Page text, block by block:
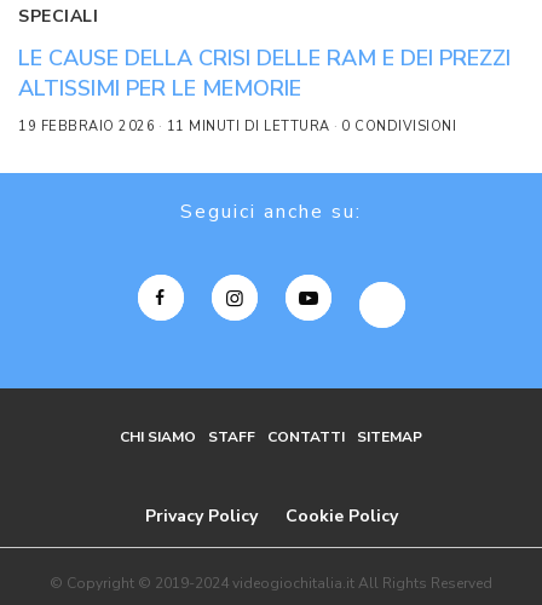
SPECIALI
LE CAUSE DELLA CRISI DELLE RAM E DEI PREZZI
ALTISSIMI PER LE MEMORIE
19 FEBBRAIO 2026 11 MINUTI DI LETTURA 0 CONDIVISIONI
Seguici anche su:
CHI SIAMO STAFF CONTATTI SITEMAP
Privacy Policy Cookie Policy
© Copyright © 2019-2024 videogiochitalia.it All Rights Reserved